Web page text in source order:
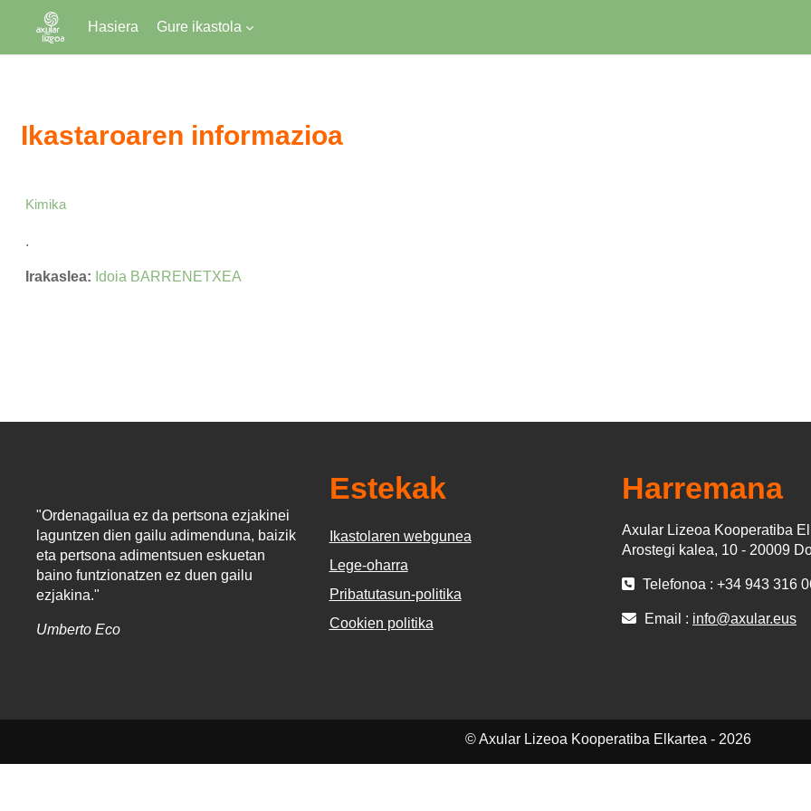
Hasiera Gure ikastola
Ikastaroaren informazioa
Kimika
.
Irakaslea: Idoia BARRENETXEA
"Ordenagailua ez da pertsona ezjakinei
laguntzen dien gailu adimenduna, baizik
eta pertsona adimentsuen eskuetan
baino funtzionatzen ez duen gailu
ezjakina."
Umberto Eco
Estekak
Ikastolaren webgunea
Lege-oharra
Pribatutasun-politika
Cookien politika
Harremana
Axular Lizeoa Kooperatiba
Arostegi kalea, 10 - 20009
Telefonoa : +34 943 316
Email : info@axular.eus
© Axular Lizeoa Kooperatiba Elkartea - 2026